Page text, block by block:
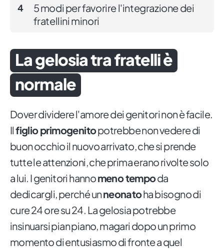
4
5 modi per favorire l'integrazione dei
fratellini minori
La gelosia tra fratelli è
normale
Dover dividere l'amore dei genitori non è facile.
Ilfiglio primogenitopotrebbe non vedere di
buon occhio il nuovo arrivato, che si prende
tutte le attenzioni, che prima erano rivolte solo
a lui. I genitori hannomeno tempoda
dedicargli, perché unneonatoha bisogno di
cure 24 ore su 24. La gelosia potrebbe
insinuarsi pian piano, magari dopo un primo
momento di entusiasmo di fronte a quel